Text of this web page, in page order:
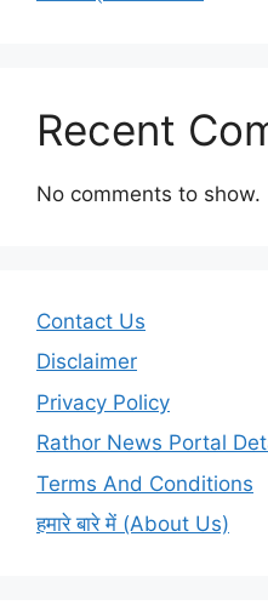
Recent
No comments to show.
Contact Us
Disclaimer
Privacy Policy
Rathor News Portal
Terms And Conditions
हमारे बारे में (About Us)